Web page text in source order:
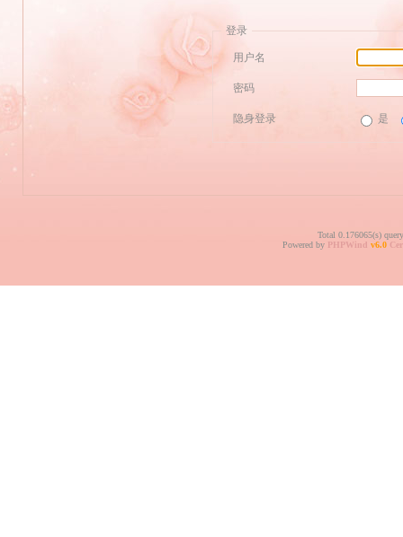
登录
用户名
密码
隐身登录 是
Total 0.176065(s)
Powered by PHPWind v6.0